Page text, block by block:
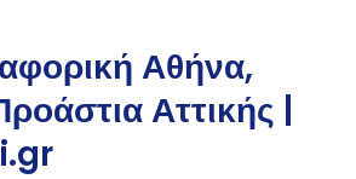
Αθήνα,
Αττικής |